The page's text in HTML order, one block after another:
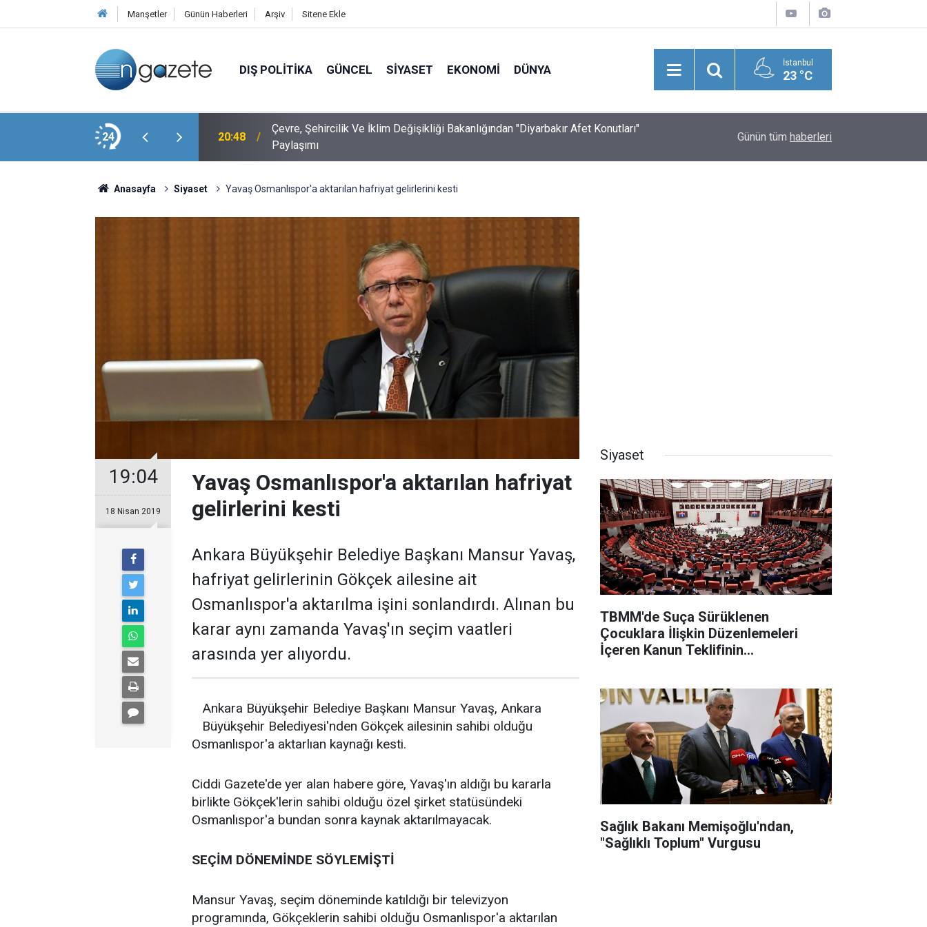
Manşetler Günün Haberleri Arşiv Sitene Ekle
DIŞ POLITIKA GÜNCEL SIYASET EKONOMI DÜNYA İstanbul
23 °C
24
Ağabeyi Hür Ağbaba, Egeşehir
20:48
Çevre, Şehircilik Ve İklim Değişikliği Bakanlığından "Diyarbakır Afet Konutları"
Paylaşımı
Yaralılar Olduğu Bildirildi
Günün tüm haberleri
Anasayfa Siyaset Yavaş Osmanlıspor'a aktarılan hafriyat gelirlerini kesti
19:04
18 Nisan 2019
Yavaş Osmanlıspor'a aktarılan hafriyat
gelirlerini kesti
Ankara Büyükşehir Belediye Başkanı Mansur Yavaş,
hafriyat gelirlerinin Gökçek ailesine ait
Osmanlıspor'a aktarılma işini sonlandırdı. Alınan bu
karar aynı zamanda Yavaş'ın seçim vaatleri
arasında yer alıyordu.
Ankara Büyükşehir Belediye Başkanı Mansur Yavaş, Ankara
Büyükşehir Belediyesi'nden Gökçek ailesinin sahibi olduğu
Osmanlıspor'a aktarlıan kaynağı kesti.
Ciddi Gazete'de yer alan habere göre, Yavaş'ın aldığı bu kararla
birlikte Gökçek'lerin sahibi olduğu özel şirket statüsündeki
Osmanlıspor'a bundan sonra kaynak aktarılmayacak.
SEÇİM DÖNEMİNDE SÖYLEMİŞTİ
Mansur Yavaş, seçim döneminde katıldığı bir televizyon
programında, Gökçeklerin sahibi olduğu Osmanlıspor'a aktarılan
Siyaset
TBMM'de Suça Sürüklenen
Çocuklara İlişkin Düzenlemeleri
İçeren Kanun Teklifinin
Sağlık Bakanı Memişoğlu'ndan,
"Sağlıklı Toplum" Vurgusu